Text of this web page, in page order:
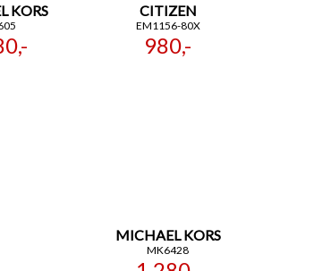
KORS CITIZEN
EM1156-80X
980,-
MICHAEL KORS
MK6428